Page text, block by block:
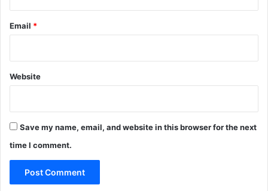
Email *
Website
Save my name, email, and website in this browser for the next
time I comment.